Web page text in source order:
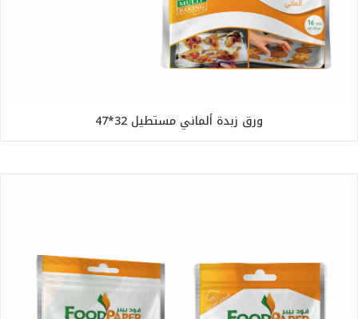
ورق زبدة ألماني مستطيل 32*47